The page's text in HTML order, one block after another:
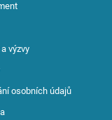
výzvy
osobních údajů